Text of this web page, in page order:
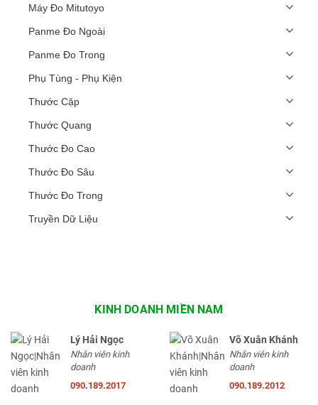
Máy Đo Mitutoyo
Panme Đo Ngoài
Panme Đo Trong
Phụ Tùng - Phụ Kiện
Thước Cặp
Thước Quang
Thước Đo Cao
Thước Đo Sâu
Thước Đo Trong
Truyền Dữ Liệu
KINH DOANH MIỀN NAM
Lý Hải Ngọc
Nhân viên kinh
doanh
090.189.2017
Võ Xuân Khánh
Nhân viên kinh
doanh
090.189.2012